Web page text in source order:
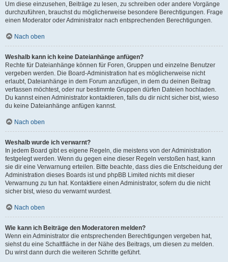
Um diese einzusehen, Beiträge zu lesen, zu schreiben oder andere Vorgänge
durchzuführen, brauchst du möglicherweise besondere Berechtigungen. Frage
einen Moderator oder Administrator nach entsprechenden Berechtigungen.
Nach oben
Weshalb kann ich keine Dateianhänge anfügen?
Rechte für Dateianhänge können für Foren, Gruppen und einzelne Benutzer
vergeben werden. Die Board-Administration hat es möglicherweise nicht
erlaubt, Dateianhänge in dem Forum anzufügen, in dem du deinen Beitrag
verfassen möchtest, oder nur bestimmte Gruppen dürfen Dateien hochladen.
Du kannst einen Administrator kontaktieren, falls du dir nicht sicher bist, wieso
du keine Dateianhänge anfügen kannst.
Nach oben
Weshalb wurde ich verwarnt?
In jedem Board gibt es eigene Regeln, die meistens von der Administration
festgelegt werden. Wenn du gegen eine dieser Regeln verstoßen hast, kann
sie dir eine Verwarnung erteilen. Bitte beachte, dass dies die Entscheidung der
Administration dieses Boards ist und phpBB Limited nichts mit dieser
Verwarnung zu tun hat. Kontaktiere einen Administrator, sofern du die nicht
sicher bist, wieso du verwarnt wurdest.
Nach oben
Wie kann ich Beiträge den Moderatoren melden?
Wenn ein Administrator die entsprechenden Berechtigungen vergeben hat,
siehst du eine Schaltfläche in der Nähe des Beitrags, um diesen zu melden.
Du wirst dann durch die weiteren Schritte geführt.